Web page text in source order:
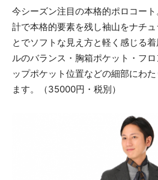
今シーズン注目の本格的ポロコー
計で本格的要素を残し袖山をナチ
とでソフトな見え方と軽く感じる
ルのバランス・胸箱ポケット・フ
ップポケット位置などの細部にわ
ます。（35000円・税別）